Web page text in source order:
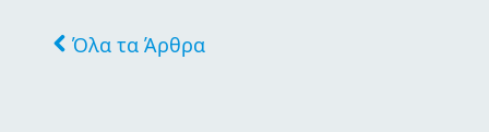
Όλα τα Άρθρα